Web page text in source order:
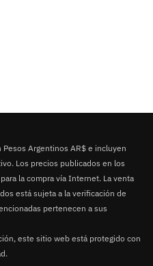
Argentinos AR$ e incluyen
Los precios publicados en los
la compra vía Internet. La venta
está sujeta a la verificación de
pertenecen a sus
este sitio web está protegido con